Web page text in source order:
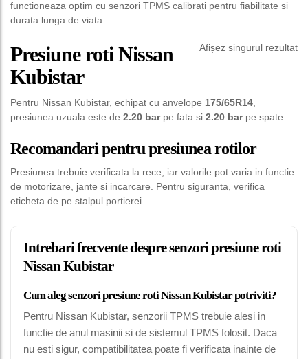
functioneaza optim cu senzori TPMS calibrati pentru fiabilitate si
durata lunga de viata.
Afișez singurul rezultat
Presiune roti Nissan
Kubistar
Pentru Nissan Kubistar, echipat cu anvelope 175/65R14,
presiunea uzuala este de 2.20 barpe fata si 2.20 barpe spate.
Recomandari pentru presiunea rotilor
Presiunea trebuie verificata la rece, iar valorile pot varia in functie
de motorizare, jante si incarcare. Pentru siguranta, verifica
eticheta de pe stalpul portierei.
Intrebari frecvente despre senzori presiune roti
Nissan Kubistar
Cum aleg senzori presiune roti Nissan Kubistar potriviti?
Pentru Nissan Kubistar, senzorii TPMS trebuie alesi in
functie de anul masinii si de sistemul TPMS folosit. Daca
nu esti sigur, compatibilitatea poate fi verificata inainte de